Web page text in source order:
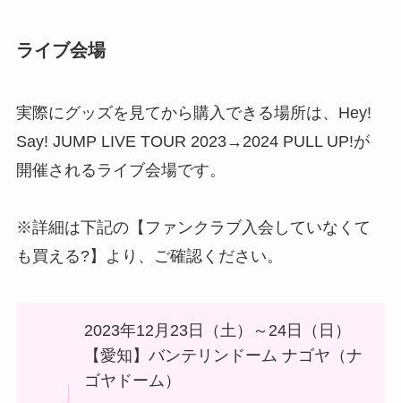
ライブ会場
実際にグッズを見てから購入できる場所は、Hey!
Say! JUMP LIVE TOUR 2023→2024 PULL UP!が
開催されるライブ会場です。
※詳細は下記の【ファンクラブ入会していなくて
も買える?】より、ご確認ください。
2023年12月23日（土）～24日（日）
【愛知】バンテリンドーム ナゴヤ（ナ
ゴヤドーム）